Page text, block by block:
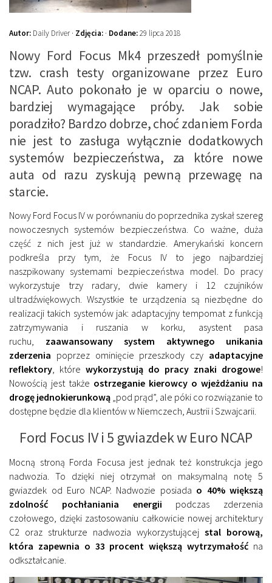
Autor: Daily Driver · Zdjęcia: · Dodane:29 lipca 2018
Nowy Ford Focus Mk4 przeszedł pomyślnie
tzw. crash testy organizowane przez Euro
NCAP. Auto pokonało je w oparciu o nowe,
bardziej wymagające próby. Jak sobie
poradziło? Bardzo dobrze, choć zdaniem Forda
nie jest to zasługa wyłącznie dodatkowych
systemów bezpieczeństwa, za które nowe
auta od razu zyskują pewną przewagę na
starcie.
Nowy Ford Focus IV w porównaniu do poprzednika zyskał szereg
nowoczesnych systemów bezpieczeństwa. Co ważne, duża
część z nich jest już w standardzie. Amerykański koncern
podkreśla przy tym, że Focus IV to jego najbardziej
naszpikowany systemami bezpieczeństwa model. Do pracy
wykorzystuje trzy radary, dwie kamery i 12 czujników
ultradźwiękowych. Wszystkie te urządzenia są niezbędne do
realizacji takich systemów jak: adaptacyjny tempomat z funkcją
zatrzymywania i ruszania w korku, asystent pasa
ruchu, zaawansowany system aktywnego unikania
zderzenia poprzez ominięcie przeszkody czy adaptacyjne
reflektory , które wykorzystują do pracy znaki drogowe!
Nowością jest także ostrzeganie kierowcy o wjeżdżaniu na
drogę jednokierunkową „pod prąd”, ale póki co rozwiązanie to
dostępne będzie dla klientów w Niemczech, Austrii i Szwajcarii.
Ford Focus IV i 5 gwiazdek w Euro NCAP
Mocną stroną Forda Focusa jest jednak też konstrukcja jego
nadwozia. To dzięki niej otrzymał on maksymalną notę 5
gwiazdek od Euro NCAP. Nadwozie posiada o 40% większą
zdolność pochłaniania energii podczas zderzenia
czołowego, dzięki zastosowaniu całkowicie nowej architektury
C2 oraz strukturze nadwozia wykorzystującej stal borową,
która zapewnia o 33 procent większą wytrzymałość na
odkształcanie.